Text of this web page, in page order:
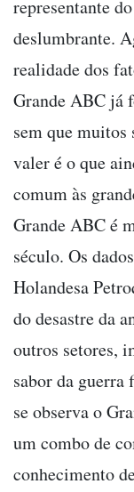
representante
deslumbrante.
realidade dos
Grande ABC já
sem que muitos
valer é o que
comum às
Grande ABC é
século. Os
Holandesa
do desastre da
outros setores,
sabor da guerra
se observa o
um combo de
conhecimento